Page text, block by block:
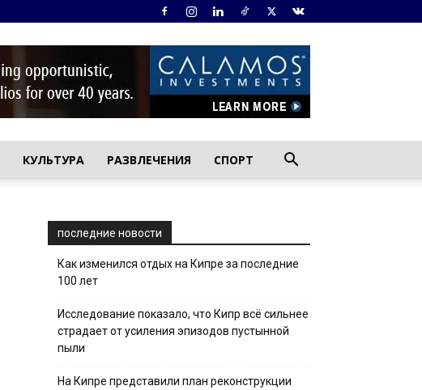
КУЛЬТУРА РАЗВЛЕЧЕНИЯ СПОРТ
последние новости
Как изменился отдых на Кипре за последние
100 лет
Исследование показало, что Кипр всё сильнее
страдает от усиления эпизодов пустынной
пыли
На Кипре представили план реконструкции